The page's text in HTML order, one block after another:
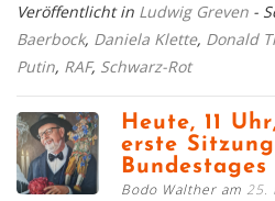
Veröffentlicht in Ludwig Greven -
Baerbock, Daniela Klette, Donald
Putin, RAF, Schwarz-Rot
Heute, 11
erste Sitzung
Bundestages
Bodo Walther am 25.